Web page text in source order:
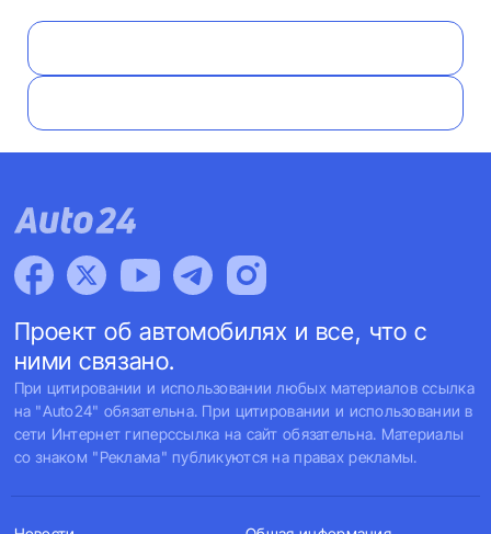
Проект об автомобилях и все, что с
ними связано.
При цитировании и использовании любых материалов ссылка
на "Auto24" обязательна. При цитировании и использовании в
сети Интернет гиперссылка на сайт обязательна. Материалы
со знаком "Реклама" публикуются на правах рекламы.